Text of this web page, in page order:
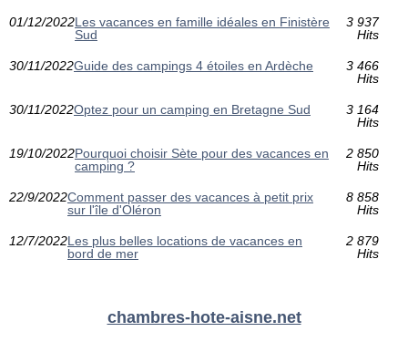
01/12/2022Les vacances en famille idéales en Finistère
Sud
3 937
Hits
30/11/2022Guide des campings 4 étoiles en Ardèche
3 466
Hits
30/11/2022Optez pour un camping en Bretagne Sud
3 164
Hits
19/10/2022Pourquoi choisir Sète pour des vacances en
camping ?
2 850
Hits
22/9/2022Comment passer des vacances à petit prix
sur l'île d'Oléron
8 858
Hits
12/7/2022Les plus belles locations de vacances en
bord de mer
2 879
Hits
chambres-hote-aisne.net